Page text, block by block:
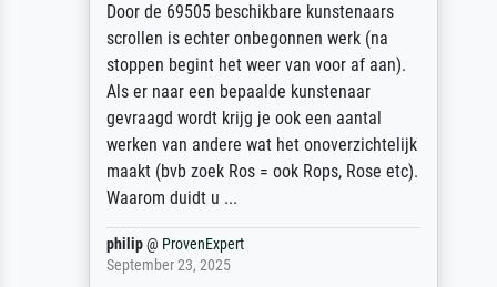
Door de 69505 beschikbare kunstenaars
scrollen is echter onbegonnen werk (na
stoppen begint het weer van voor af aan).
Als er naar een bepaalde kunstenaar
gevraagd wordt krijg je ook een aantal
werken van andere wat het onoverzichtelijk
maakt (bvb zoek Ros = ook Rops, Rose etc).
Waarom duidt u ...
philip@ProvenExpert
September 23, 2025